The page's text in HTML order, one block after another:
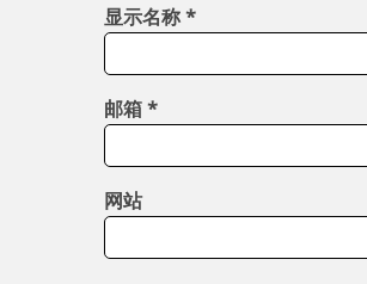
显示名称*
邮箱*
网站